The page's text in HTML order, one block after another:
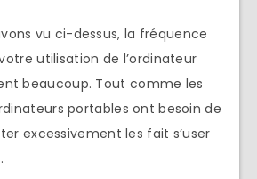
vu ci-dessus, la fréquence
utilisation de l’ordinateur
beaucoup. Tout comme les
portables ont besoin de
excessivement les fait s’user